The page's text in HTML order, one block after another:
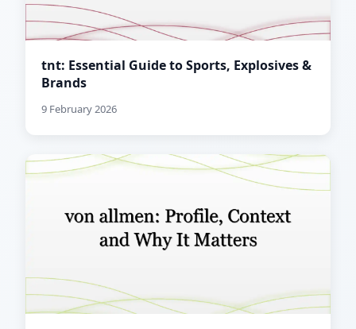
tnt: Essential Guide to Sports, Explosives &
Brands
9 February 2026